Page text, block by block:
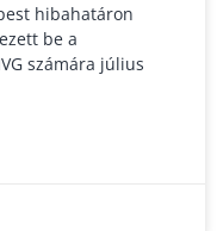
hibahatáron
be a
számára július